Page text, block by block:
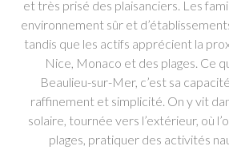
et très prisé des plaisanciers. Les
environnement sûr et
tandis que les actifs apprécient la
Nice, Monaco et des plages. Ce
Beaulieu-sur-Mer, c’est sa
raffinement et simplicité. On y vit
solaire, tournée vers l’extérieur, où
plages, pratiquer des activités